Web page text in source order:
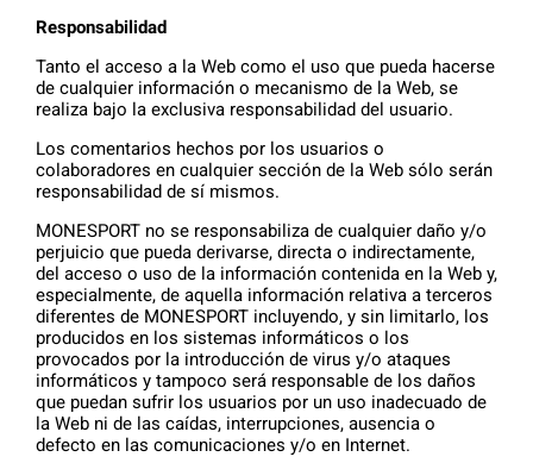
Responsabilidad
Tanto el acceso a la Web como el uso que pueda hacerse
de cualquier información o mecanismo de la Web, se
realiza bajo la exclusiva responsabilidad del usuario.
Los comentarios hechos por los usuarios o
colaboradores en cualquier sección de la Web sólo serán
responsabilidad de sí mismos.
MONESPORT no se responsabiliza de cualquier daño y/o
perjuicio que pueda derivarse, directa o indirectamente,
del acceso o uso de la información contenida en la Web y,
especialmente, de aquella información relativa a terceros
diferentes de MONESPORT incluyendo, y sin limitarlo, los
producidos en los sistemas informáticos o los
provocados por la introducción de virus y/o ataques
informáticos y tampoco será responsable de los daños
que puedan sufrir los usuarios por un uso inadecuado de
la Web ni de las caídas, interrupciones, ausencia o
defecto en las comunicaciones y/o en Internet.